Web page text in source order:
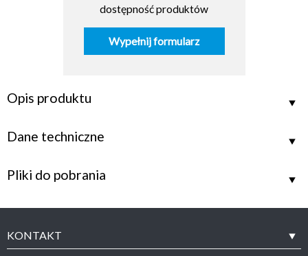
dostępność produktów
Wypełnij formularz
Opis produktu
Dane techniczne
Pliki do pobrania
KONTAKT